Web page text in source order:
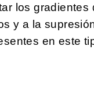
los
y a la
en este